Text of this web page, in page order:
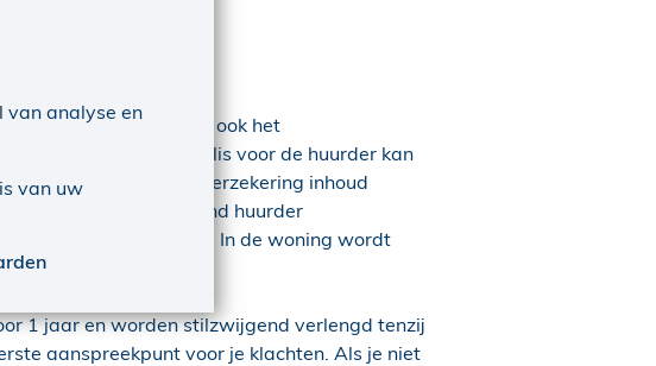
voorwaarden. Lees ook het
De KBC-Woningpolis voor de huurder kan
inhoud woning, verzekering inhoud
rechtsbijstand huurder
particuliere woning. In de woning wordt
1 jaar en worden stilzwijgend verlengd tenzij
aanspreekpunt voor je klachten. Als je niet
van analyse en
van uw